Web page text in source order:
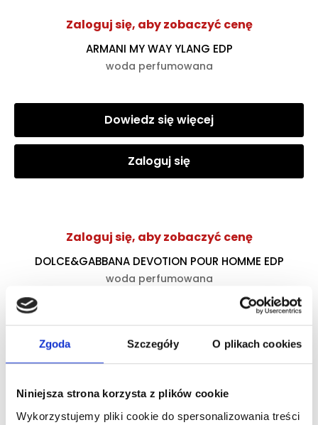
Zgoda Szczegóły O plikach cookies
Niniejsza strona korzysta z plików cookie
Wykorzystujemy pliki cookie do spersonalizowania treści
Zaloguj się, aby zobaczyć cenę
ARMANI MY WAY YLANG EDP
woda perfumowana
Dowiedz się więcej
Zaloguj się
Zaloguj się, aby zobaczyć cenę
DOLCE&GABBANA DEVOTION POUR HOMME EDP
woda perfumowana
Zaloguj się
Dlaczego warto?